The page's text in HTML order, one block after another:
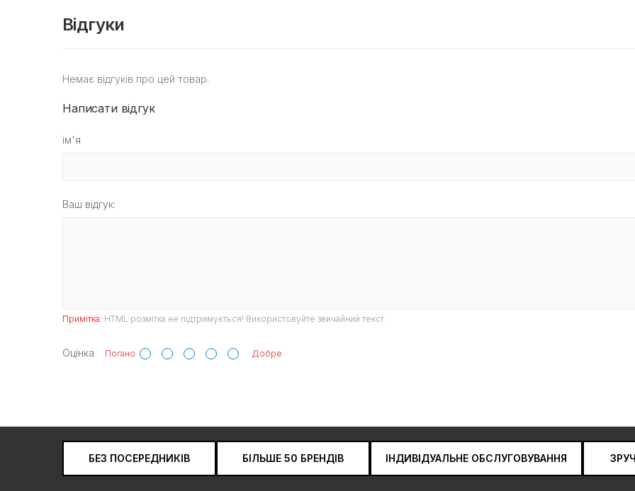
Відгуки
Немає відгуків про цей товар.
Написати відгук
ім'я
Ваш відгук:
Примітка: HTML розмітка не підтримується! Використовуйте звичайний текст.
Оцінка Погано Добре
БЕЗ ПОСЕРЕДНИКІВ БІЛЬШЕ 50 БРЕНДІВ ІНДИВІДУАЛЬНЕ ОБСЛУГОВУВАННЯ